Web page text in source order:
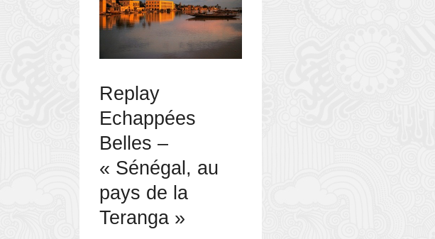
Replay
Echappées
Belles –
« Sénégal, au
pays de la
Teranga »